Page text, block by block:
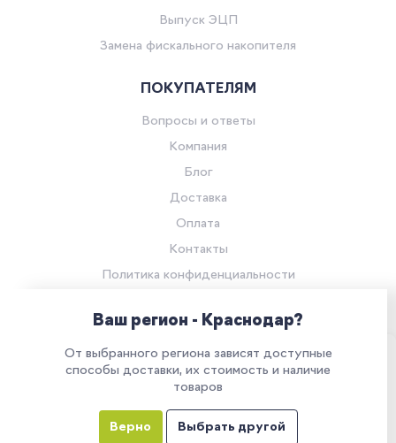
Выпуск ЭЦП
Замена фискального накопителя
ПОКУПАТЕЛЯМ
Вопросы и ответы
Компания
Блог
Доставка
Оплата
Контакты
Политика конфиденциальности
Все права защищены.
Все указанные на сайте цены носят информационный характер и
Наш сайт использует куки. Продолжая им
пользоваться, вы соглашаетесь на обработку
персональных данных в соответствии с
политикой конфиденциальности
Ваш регион - Краснодар?
От выбранного региона зависят доступные
способы доставки, их стоимость и наличие
товаров
Верно Выбрать другой